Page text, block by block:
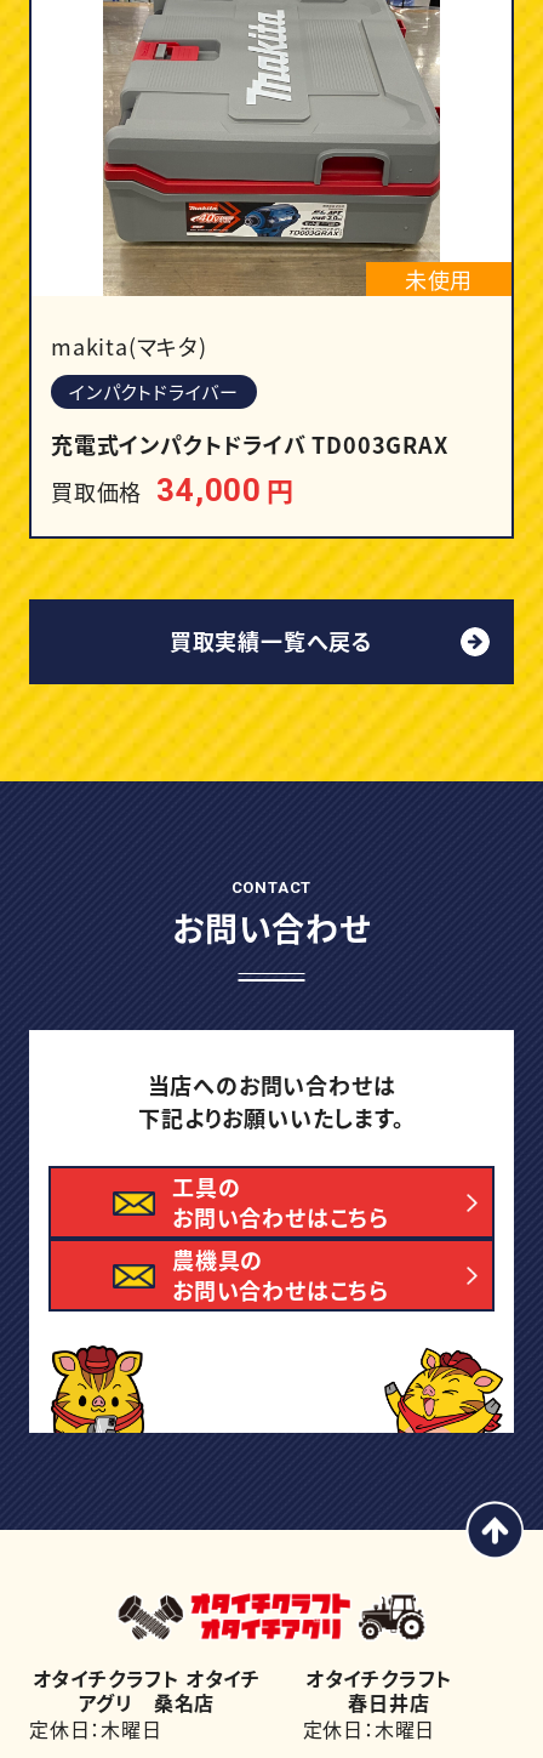
未使用
makita(マキタ)
インパクトドライバー
充電式インパクトドライバ TD003GRAX
買取価格 34,000 円
買取実績一覧へ戻る
CONTACT
お問い合わせ
当店へのお問い合わせは
下記よりお願いいたします。
工具の
お問い合わせはこちら
農機具の
お問い合わせはこちら
オタイチクラフト オタイチ
アグリ 桑名店
定休日：木曜日
オタイチクラフト
春日井店
定休日：木曜日